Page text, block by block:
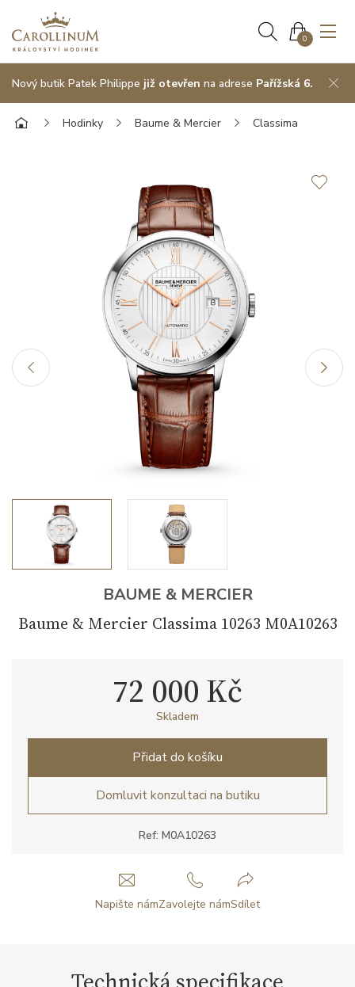
0
Nový butik Patek Philippe již otevřen na adrese Pařížská 6.
Hodinky Baume & Mercier Classima
BAUME & MERCIER
Baume & Mercier Classima 10263 M0A10263
Ref: M0A10263
72 000 Kč
Skladem
Přidat do košíku
Domluvit konzultaci na butiku
Napište námZavolejte námSdílet